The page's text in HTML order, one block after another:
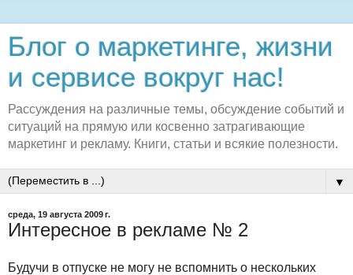
Блог о маркетинге, жизни
и сервисе вокруг нас!
Рассуждения на различные темы, обсуждение событий и
ситуаций на прямую или косвенно затрагивающие
маркетинг и рекламу. Книги, статьи и всякие полезности.
▼
среда, 19 августа 2009 г.
Интересное в рекламе № 2
Будучи в отпуске не могу не вспомнить о нескольких